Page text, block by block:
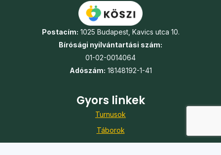
Postacím: 1025 Budapest, Kavics utca 10.
Bírósági nyilvántartási szám:
01-02-0014064
Adószám: 18148192-1-41
Gyors linkek
Turnusok
Táborok